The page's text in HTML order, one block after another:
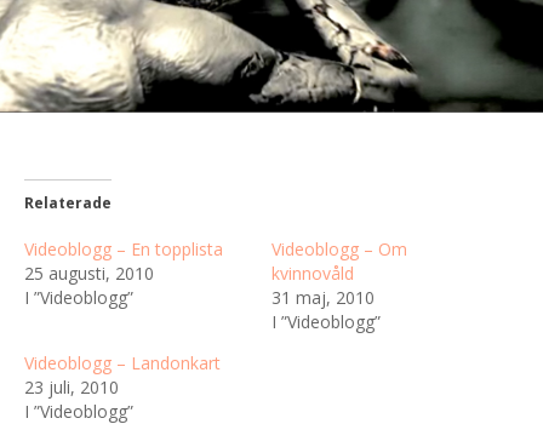
Relaterade
Videoblogg – En topplista
25 augusti, 2010
I ”Videoblogg”
Videoblogg – Om
kvinnovåld
31 maj, 2010
I ”Videoblogg”
Videoblogg – Landonkart
23 juli, 2010
I ”Videoblogg”